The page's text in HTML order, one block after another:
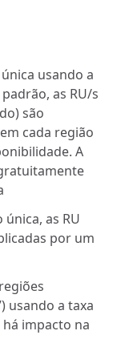
usando a
as RU/s
são
cada região
A
as RU
por um
usando a taxa
impacto na